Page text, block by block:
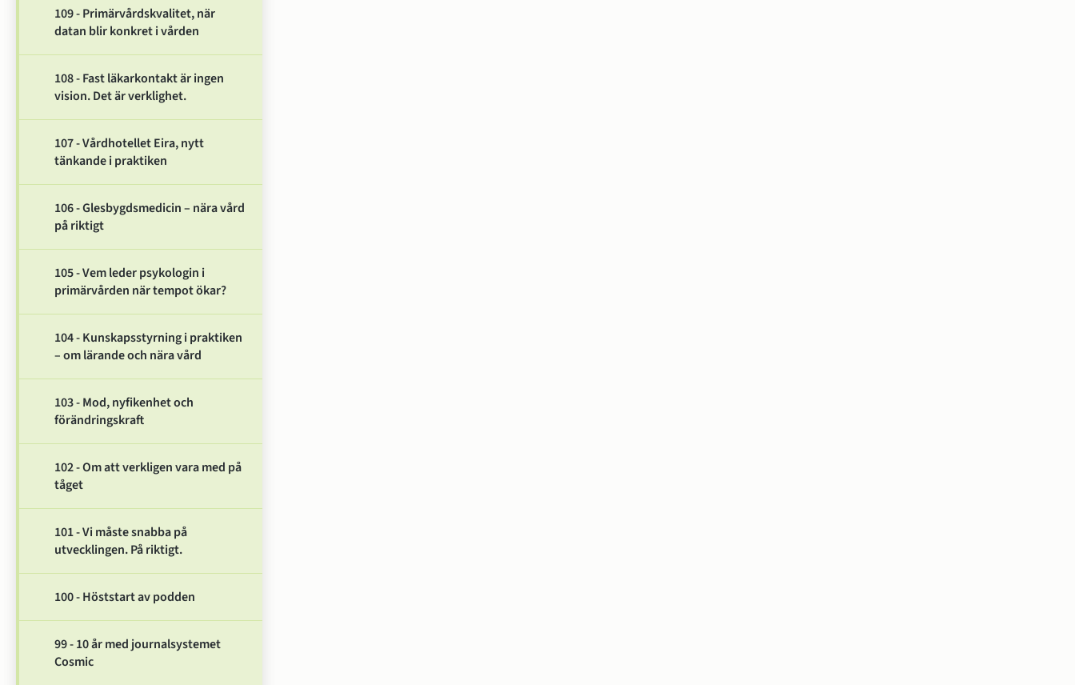
109 - Primärvårdskvalitet, när
datan blir konkret i vården
108 - Fast läkarkontakt är ingen
vision. Det är verklighet.
107 - Vårdhotellet Eira, nytt
tänkande i praktiken
106 - Glesbygdsmedicin – nära vård
på riktigt
105 - Vem leder psykologin i
primärvården när tempot ökar?
104 - Kunskapsstyrning i praktiken
– om lärande och nära vård
103 - Mod, nyfikenhet och
förändringskraft
102 - Om att verkligen vara med på
tåget
101 - Vi måste snabba på
utvecklingen. På riktigt.
100 - Höststart av podden
99 - 10 år med journalsystemet
Cosmic